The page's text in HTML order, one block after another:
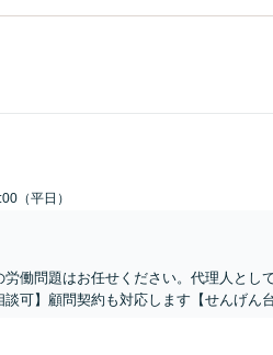
（平日）
働問題はお任せください。代理人とし
可】顧問契約も対応します【せんげん台